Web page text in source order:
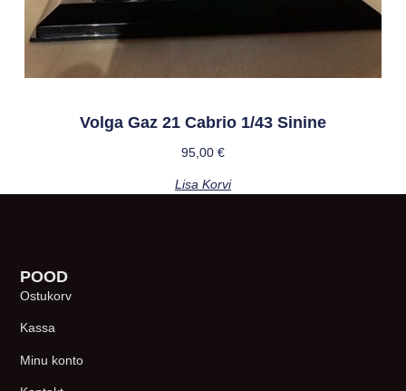
Volga Gaz 21 Cabrio 1/43 Sinine
95,00 €
Lisa Korvi
POOD
Ostukorv
Kassa
Minu konto